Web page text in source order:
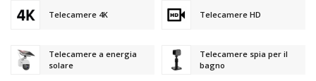
Telecamere 4K Telecamere HD
Telecamere a energia
solare
Telecamere spia per il
bagno